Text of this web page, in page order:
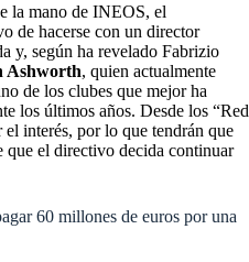
la mano de INEOS, el
de hacerse con un director
y, según ha revelado Fabrizio
Ashworth, quien actualmente
de los clubes que mejor ha
los últimos años. Desde los “Red
interés, por lo que tendrán que
que el directivo decida continuar
60 millones de euros por una